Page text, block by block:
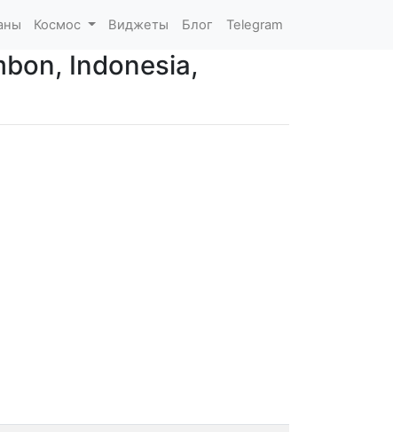
Космос Виджеты Блог Telegram
Indonesia,